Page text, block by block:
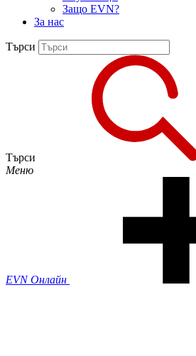
Защо EVN?
За нас
Търси
Търси
Меню
EVN Онлайн